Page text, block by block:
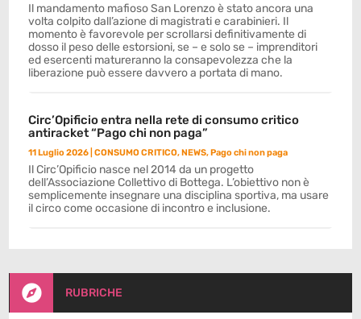
Il mandamento mafioso San Lorenzo è stato ancora una
volta colpito dall’azione di magistrati e carabinieri. Il
momento è favorevole per scrollarsi definitivamente di
dosso il peso delle estorsioni, se – e solo se – imprenditori
ed esercenti matureranno la consapevolezza che la
liberazione può essere davvero a portata di mano.
Circ’Opificio entra nella rete di consumo critico
antiracket “Pago chi non paga”
11 Luglio 2026 |CONSUMO CRITICO,NEWS,Pago chi non paga
Il Circ’Opificio nasce nel 2014 da un progetto
dell’Associazione Collettivo di Bottega. L’obiettivo non è
semplicemente insegnare una disciplina sportiva, ma usare
il circo come occasione di incontro e inclusione.
 RUBRICHE